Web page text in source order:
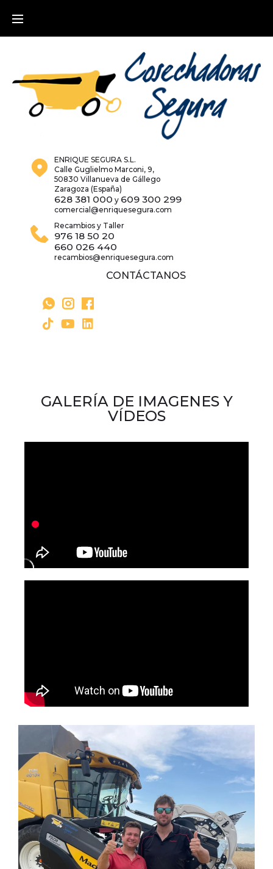
ENRIQUE SEGURA S.L.
Calle Guglielmo Marconi, 9,
50830 Villanueva de Gállego
Zaragoza (España)
628 381 000 y 609 300 299
comercial@enriquesegura.com
Recambios y Taller
976 18 50 20
660 026 440
recambios@enriquesegura.com
CONTÁCTANOS
GALERÍA DE IMAGENES Y
VÍDEOS